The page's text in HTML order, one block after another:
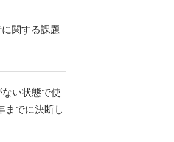
関する課題
い状態で使
までに決断し